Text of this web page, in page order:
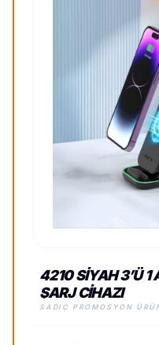
4210 SIYAH 3’Ü 1
ŞARJ CIHAZI
SADIÇ PROMOSYON